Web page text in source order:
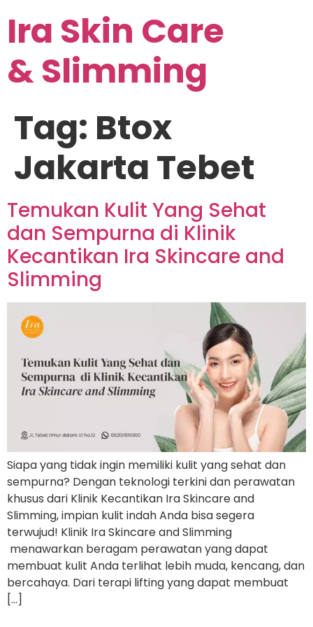
Ira Skin Care
& Slimming
Tag: Btox
Jakarta Tebet
Temukan Kulit Yang Sehat
dan Sempurna di Klinik
Kecantikan Ira Skincare and
Slimming
Siapa yang tidak ingin memiliki kulit yang sehat dan
sempurna? Dengan teknologi terkini dan perawatan
khusus dari Klinik Kecantikan Ira Skincare and
Slimming, impian kulit indah Anda bisa segera
terwujud! Klinik Ira Skincare and Slimming
menawarkan beragam perawatan yang dapat
membuat kulit Anda terlihat lebih muda, kencang, dan
bercahaya. Dari terapi lifting yang dapat membuat
[…]